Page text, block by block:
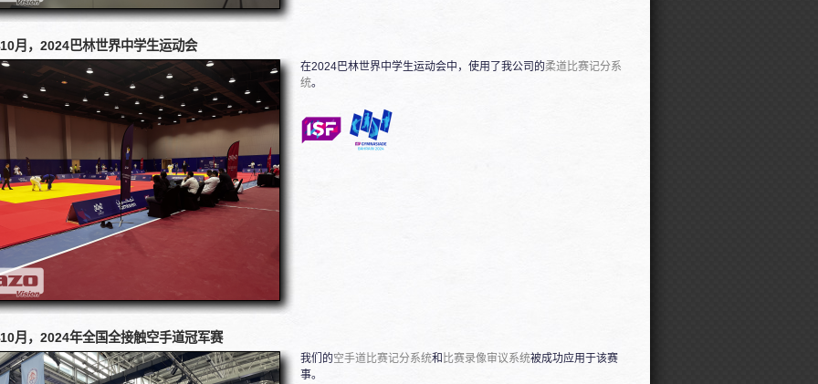
月，2024巴林世界中学生运动会
在2024巴林世界中学生运动会中，使用了我公司的柔道比赛记分系
统。
月，2024年全国全接触空手道冠军赛
我们的空手道比赛记分系统和 比赛录像审议系统被成功应用于该赛
事。